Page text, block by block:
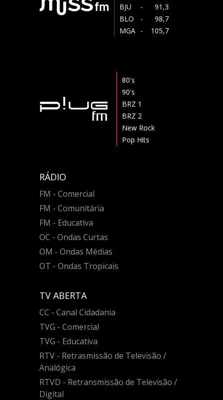
BJU
- 91,3
BLO
- 98,7
MGA - 105,7
80's
90's
BRZ 1
BRZ 2
New Rock
Pop Hits
RÁDIO
FM - Comercial
FM - Comunitária
FM - Educativa
OC - Ondas Curtas
OM - Ondas Médias
OT - Ondas Tropicais
TV ABERTA
CC - Canal Cidadania
TVG - Comercial
TVG - Educativa
RTV - Retrasmissão de Televisão /
Analógica
RTVD - Retransmissão de Televisão /
Digital